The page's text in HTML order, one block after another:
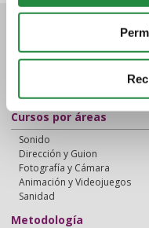
Quiénes somos
Socios
Instalaciones
Cursos por áreas
Sonido
Dirección y Guion
Fotografía y Cámara
Animación y Videojuegos
Sanidad
Metodología